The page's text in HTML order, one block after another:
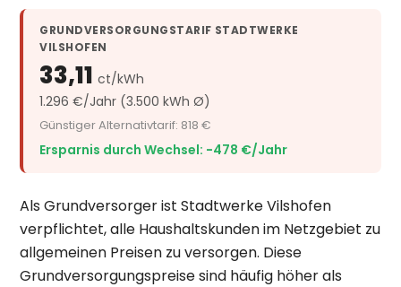
GRUNDVERSORGUNGSTARIF STADTWERKE
VILSHOFEN
33,11ct/kWh
1.296 €/Jahr (3.500 kWh Ø)
Günstiger Alternativtarif: 818 €
Ersparnis durch Wechsel: −478 €/Jahr
Als Grundversorger ist Stadtwerke Vilshofen
verpflichtet, alle Haushaltskunden im Netzgebiet zu
allgemeinen Preisen zu versorgen. Diese
Grundversorgungspreise sind häufig höher als